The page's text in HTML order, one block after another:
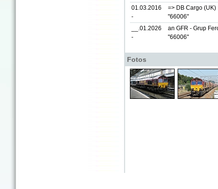
01.03.2016
-
=> DB Cargo (UK)
"66006"
__.01.2026
-
an GFR - Grup
"66006"
Fotos